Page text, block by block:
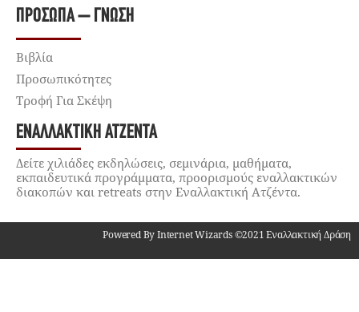
ΠΡΌΣΩΠΑ – ΓΝΏΣΗ
Βιβλία
Προσωπικότητες
Τροφή Για Σκέψη
ΕΝΑΛΛΑΚΤΙΚΉ ΑΤΖΈΝΤΑ
Δείτε χιλιάδες εκδηλώσεις, σεμινάρια, μαθήματα,
εκπαιδευτικά προγράμματα, προορισμούς εναλλακτικών
διακοπών και retreats στην Εναλλακτική Ατζέντα.
Powered By Internet Wizards ©2021 Εναλλακτική Δράση